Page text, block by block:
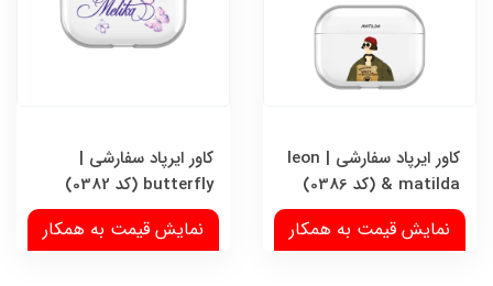
کاور ایرپاد سفارشی | leon
& matilda (کد 0386)
نمایش قیمت به همکار
کاور ایرپاد سفارشی |
butterfly (کد 0382)
نمایش قیمت به همکار